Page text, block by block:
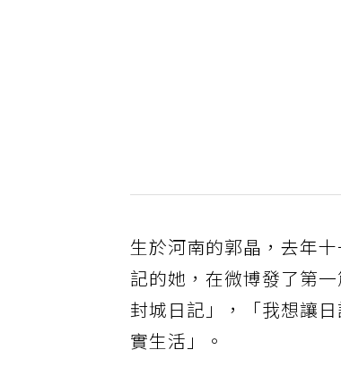
生於河南的郭晶，去年
記的她，在微博發了第
封城日記」，「我想讓
實生活」。